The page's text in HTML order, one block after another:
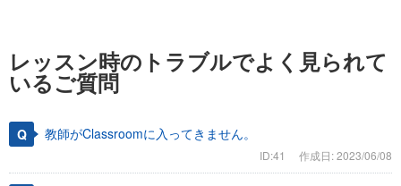
レッスン時のトラブルでよく見られて
いるご質問
教師がClassroomに入ってきません。
ID:41 作成日: 2023/06/08